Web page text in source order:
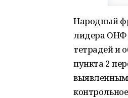
Народный
лидера ОНФ
тетрадей и
пункта 2